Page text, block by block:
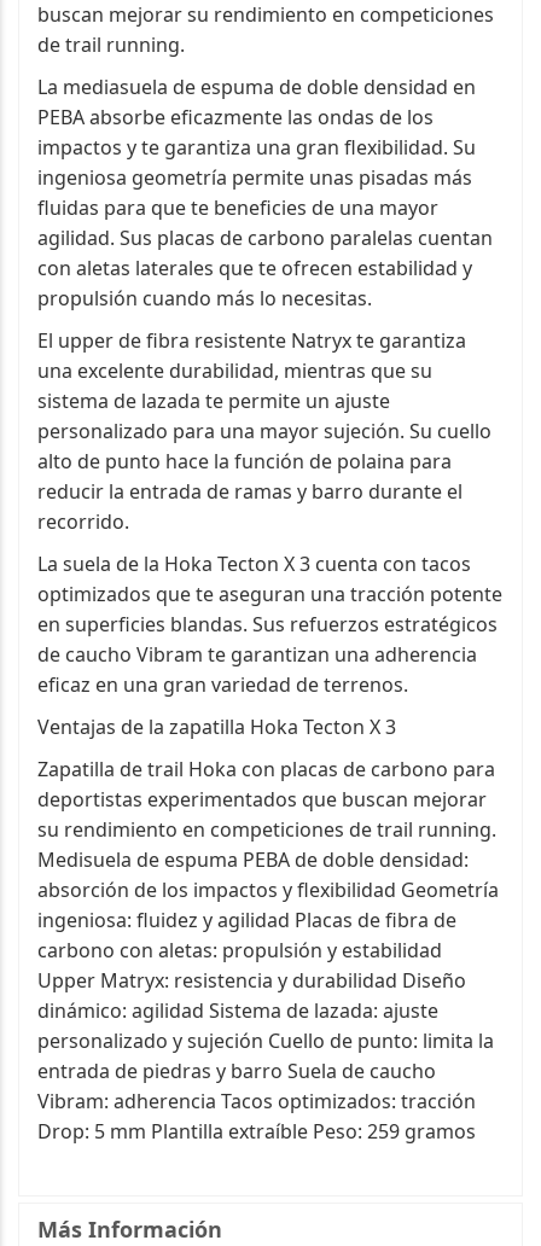
buscan mejorar su rendimiento en competiciones
de trail running.
La mediasuela de espuma de doble densidad en
PEBA absorbe eficazmente las ondas de los
impactos y te garantiza una gran flexibilidad. Su
ingeniosa geometría permite unas pisadas más
fluidas para que te beneficies de una mayor
agilidad. Sus placas de carbono paralelas cuentan
con aletas laterales que te ofrecen estabilidad y
propulsión cuando más lo necesitas.
El upper de fibra resistente Natryx te garantiza
una excelente durabilidad, mientras que su
sistema de lazada te permite un ajuste
personalizado para una mayor sujeción. Su cuello
alto de punto hace la función de polaina para
reducir la entrada de ramas y barro durante el
recorrido.
La suela de la Hoka Tecton X 3 cuenta con tacos
optimizados que te aseguran una tracción potente
en superficies blandas. Sus refuerzos estratégicos
de caucho Vibram te garantizan una adherencia
eficaz en una gran variedad de terrenos.
Ventajas de la zapatilla Hoka Tecton X 3
Zapatilla de trail Hoka con placas de carbono para
deportistas experimentados que buscan mejorar
su rendimiento en competiciones de trail running.
Medisuela de espuma PEBA de doble densidad:
absorción de los impactos y flexibilidad Geometría
ingeniosa: fluidez y agilidad Placas de fibra de
carbono con aletas: propulsión y estabilidad
Upper Matryx: resistencia y durabilidad Diseño
dinámico: agilidad Sistema de lazada: ajuste
personalizado y sujeción Cuello de punto: limita la
entrada de piedras y barro Suela de caucho
Vibram: adherencia Tacos optimizados: tracción
Drop: 5 mm Plantilla extraíble Peso: 259 gramos
Más Información